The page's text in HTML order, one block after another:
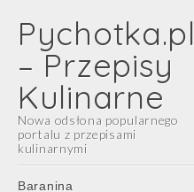
Pychotka.pl
– Przepisy
Kulinarne
Nowa odsłona popularnego
portalu z przepisami
kulinarnymi
Main
Skip
Baranina